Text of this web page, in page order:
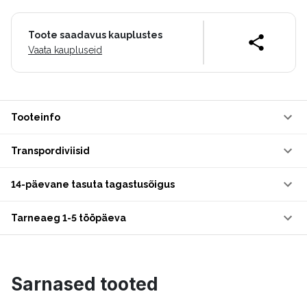
Toote saadavus kauplustes
Vaata kaupluseid
Tooteinfo
Transpordiviisid
14-päevane tasuta tagastusõigus
Tarneaeg 1-5 tööpäeva
Sarnased tooted